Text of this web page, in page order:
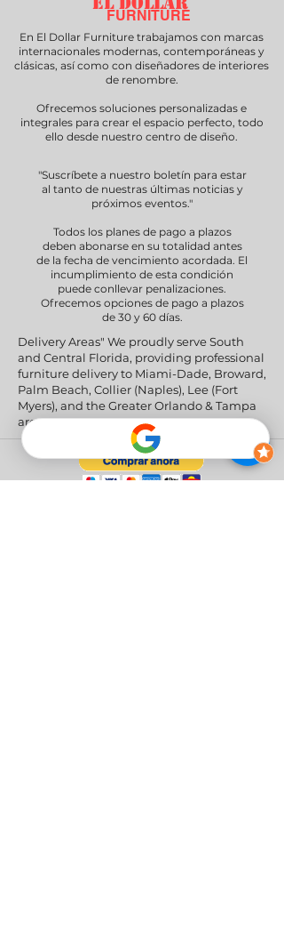
FURNITURE
En El Dollar Furniture trabajamos con marcas
internacionales modernas, contemporáneas y
clásicas, así como con diseñadores de interiores
de renombre.
Ofrecemos soluciones personalizadas e
integrales para crear el espacio perfecto, todo
ello desde nuestro centro de diseño.
"Suscríbete a nuestro boletín para estar
al tanto de nuestras últimas noticias y
próximos eventos."
Todos los planes de pago a plazos
deben abonarse en su totalidad antes
de la fecha de vencimiento acordada. El
incumplimiento de esta condición
puede conllevar penalizaciones.
Ofrecemos opciones de pago a plazos
de 30 y 60 días.
Delivery Areas" We proudly serve South
and Central Florida, providing professional
furniture delivery to Miami-Dade, Broward,
Palm Beach, Collier (Naples), Lee (Fort
Myers), and the Greater Orlando & Tampa
areas.